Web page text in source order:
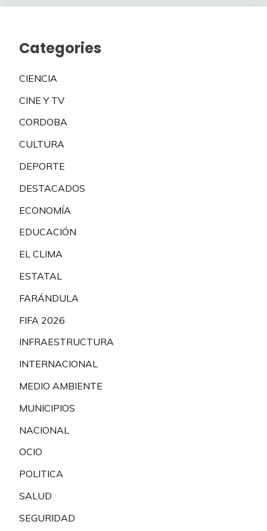
Categories
CIENCIA
CINE Y TV
CORDOBA
CULTURA
DEPORTE
DESTACADOS
ECONOMÍA
EDUCACIÓN
EL CLIMA
ESTATAL
FARÁNDULA
FIFA 2026
INFRAESTRUCTURA
INTERNACIONAL
MEDIO AMBIENTE
MUNICIPIOS
NACIONAL
OCIO
POLITICA
SALUD
SEGURIDAD